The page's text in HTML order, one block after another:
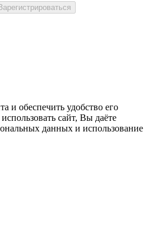
и обеспечить удобство его
сайт, Вы даёте
данных и использование